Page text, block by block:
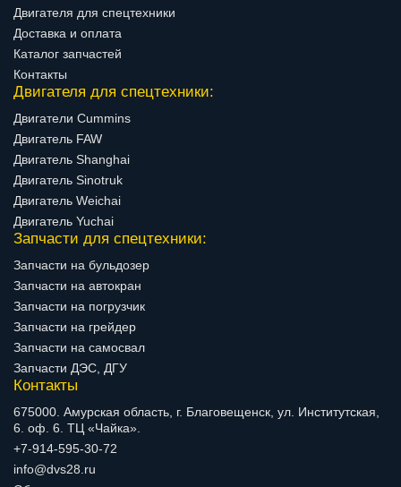
Двигателя для спецтехники
Доставка и оплата
Каталог запчастей
Контакты
Двигателя для спецтехники:
Двигатели Cummins
Двигатель FAW
Двигатель Shanghai
Двигатель Sinotruk
Двигатель Weichai
Двигатель Yuchai
Запчасти для спецтехники:
Запчасти на бульдозер
Запчасти на автокран
Запчасти на погрузчик
Запчасти на грейдер
Запчасти на самосвал
Запчасти ДЭС, ДГУ
Контакты
675000. Амурская область, г. Благовещенск, ул. Институтская,
6. оф. 6. ТЦ «Чайка».
+7-914-595-30-72
info@dvs28.ru